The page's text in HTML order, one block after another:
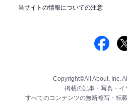
当サイトの情報についての注意
Copyright©All About, Inc.
掲載の記事・写真・イ
すべてのコンテンツの無断複写・転